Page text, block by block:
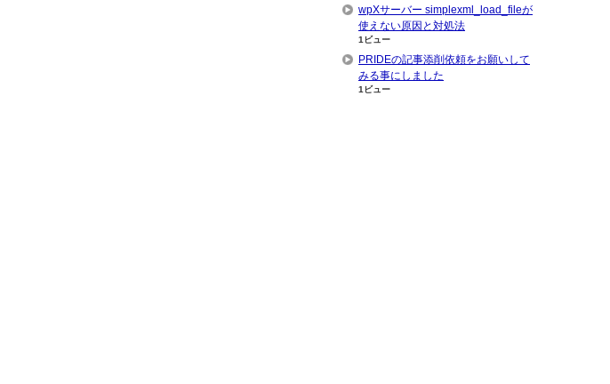
wpXサーバー simplexml_load_fileが
使えない原因と対処法
1ビュー
PRIDEの記事添削依頼をお願いして
みる事にしました
1ビュー